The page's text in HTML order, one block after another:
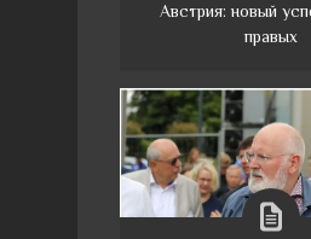
Австрия: новый
правых